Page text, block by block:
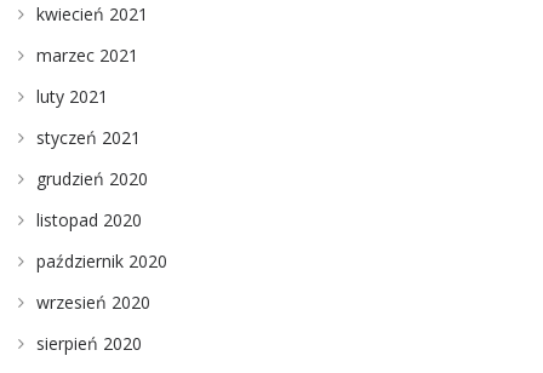
kwiecień 2021
marzec 2021
luty 2021
styczeń 2021
grudzień 2020
listopad 2020
październik 2020
wrzesień 2020
sierpień 2020